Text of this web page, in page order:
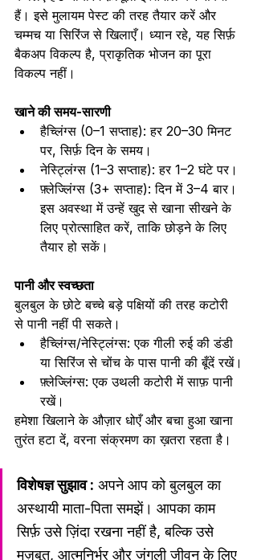
हैं। इसे मुलायम पेस्ट की तरह तैयार करें और
चम्मच या सिरिंज से खिलाएँ। ध्यान रहे, यह सिर्फ़
बैकअप विकल्प है, प्राकृतिक भोजन का पूरा
विकल्प नहीं।
खाने की समय-सारणी
हैच्लिंग्स (0–1 सप्ताह): हर 20–30 मिनट
पर, सिर्फ़ दिन के समय।
नेस्ट्लिंग्स (1–3 सप्ताह): हर 1–2 घंटे पर।
फ़्लेज्लिंग्स (3+ सप्ताह): दिन में 3–4 बार।
इस अवस्था में उन्हें खुद से खाना सीखने के
लिए प्रोत्साहित करें, ताकि छोड़ने के लिए
तैयार हो सकें।
पानी और स्वच्छता
बुलबुल के छोटे बच्चे बड़े पक्षियों की तरह कटोरी
से पानी नहीं पी सकते।
हैच्लिंग्स/नेस्ट्लिंग्स: एक गीली रुई की डंडी
या सिरिंज से चोंच के पास पानी की बूँदें रखें।
फ़्लेज्लिंग्स: एक उथली कटोरी में साफ़ पानी
रखें।
हमेशा खिलाने के औज़ार धोएँ और बचा हुआ खाना
तुरंत हटा दें, वरना संक्रमण का ख़तरा रहता है।
विशेषज्ञ सुझाव : अपने आप को बुलबुल का
अस्थायी माता-पिता समझें। आपका काम
सिर्फ़ उसे ज़िंदा रखना नहीं है, बल्कि उसे
मज़बूत, आत्मनिर्भर और जंगली जीवन के लिए